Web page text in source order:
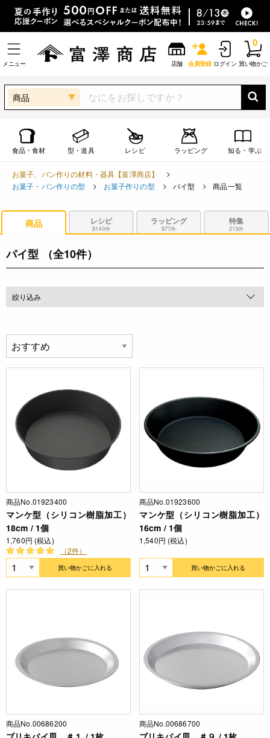
メニュー 店舗 会員登録 ログイン 買い物かご
0
商品
食品・食材 型・道具 レシピ ラッピング 知る・学ぶ
お菓子、パン作りの材料・器具【富澤商店】
お菓子・パン作りの型
お菓子作りの型 パイ型 商品一覧
商品 レシピ
8140件
ラッピング
977件
特集
213件
パイ型 （全10件）
絞り込み
商品No.01923400
マンケ型（シリコン樹脂加工）
18cm / 1個
1,760円 (税込)
（2件）
買い物かごに入れる
商品No.01923600
マンケ型（シリコン樹脂加工）
16cm / 1個
1,540円 (税込)
買い物かごに入れる
商品No.00686200 商品No.00686700